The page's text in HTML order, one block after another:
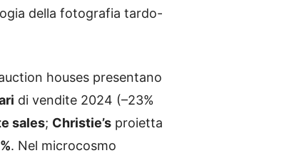
della fotografia tardo-
houses presentano
di vendite 2024 (–23%
sales; Christie’s proietta
. Nel microcosmo